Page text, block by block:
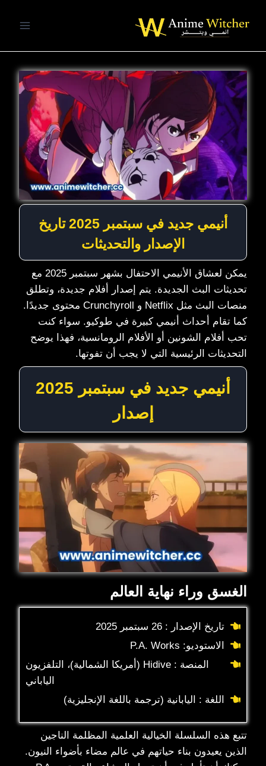
أنيمي جديد في سبتمبر 2025 تاريخ
الإصدار والتحديثات
يمكن لعشاق الأنيمي الاحتفال بشهر سبتمبر 2025 مع
تحديثات البث الجديدة. يتم إصدار أفلام جديدة، وتطلق
منصات البث مثل Netflix و Crunchyroll محتوى جديدًا.
كما تقام أحداث أنيمي كبيرة في طوكيو. سواء كنت
تحب أفلام الشونين أو الأفلام الرومانسية، فهذا يوضح
التحديثات الرئيسية التي لا يجب أن تفوتها.
أنيمي جديد في سبتمبر 2025
إصدار
الغسق وراء نهاية العالم
تاريخ الإصدار : 26 سبتمبر 2025
الاستوديو: P.A. Works
المنصة : Hidive (أمريكا الشمالية)، التلفزيون
الياباني
اللغة : اليابانية (ترجمة باللغة الإنجليزية)
تتبع هذه السلسلة الخيالية العلمية المظلمة الناجين
الذين يعيدون بناء حياتهم في عالم مضاء بأضواء النيون.